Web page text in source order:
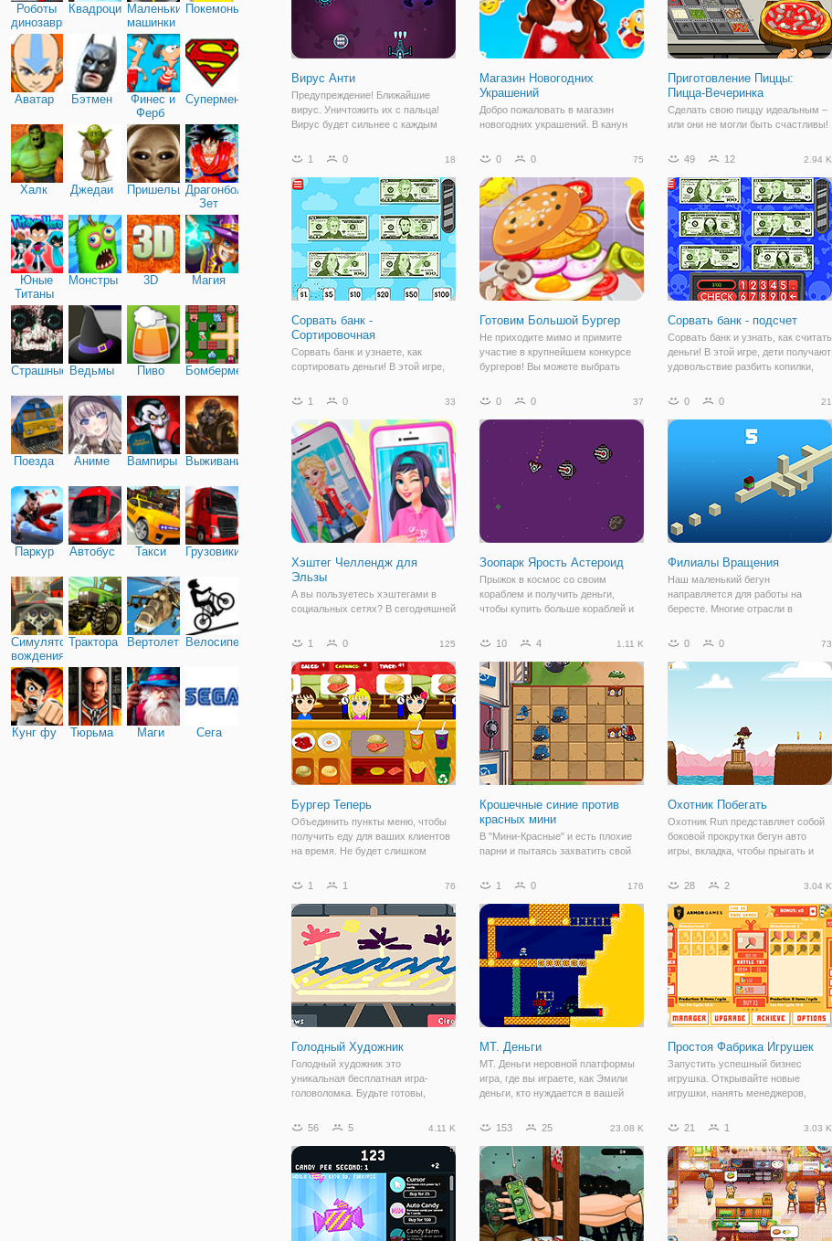
Роботы
динозавры
КвадроциклыМаленькие
машинки
Покемоны
Аватар Бэтмен
Финес и
Ферб
Супермен
Халк Джедаи ПришельцыДрагонболл
Зет
Юные
Титаны
Монстры 3D Магия
Страшные Ведьмы Пиво Бомбермен
Поезда Аниме Вампиры Выживание
Паркур Автобус Такси Грузовики
Симулятор
вождения
Трактора ВертолетыВелосипед
Кунг фу Тюрьма Маги Сега
Вирус Анти
Предупреждение! Ближайшие
вирус. Уничтожить их с пальца!
Вирус будет сильнее с каждым
обновить ваш корабль и оружие.
вашего пуля вакцин. Но некоторые
вирусы нужно
Магазин Новогодних
Украшений
Добро пожаловать в магазин
новогодних украшений. В канун
прикупить себе новые новогодние
украсить елку и весь дом. Героиня
сегодняшней игре, принцесса
Белль, которая
Приготовление Пиццы:
Пицца-Вечеринка
Сделать свою пиццу идеальным –
или они не могли быть счастливы!
предложить новые рецепты для
1 0 18
Сорвать банк -
Сортировочная
Сорвать банк и узнаете, как
сортировать деньги! В этой игре,
разбить копилки, чтобы показать
правильно организовать деньги,
чтобы получить удовольствие
бонусная игра!
0 0 75
Готовим Большой Бургер
Не приходите мимо и примите
участие в крупнейшем конкурсе
бургеров! Вы можете выбрать
задание, в котором вам нужно
вкусу судьи, или режим
творчества, где вы
49 12 2.94 K
Сорвать банк - подсчет
Сорвать банк и узнать, как считать
деньги! В этой игре, дети получают
удовольствие разбить копилки,
Считать правильно деньги, чтобы
игра!
1 0 33
Хэштег Челлендж для
Эльзы
А вы пользуетесь хэштегами в
социальных сетях? В сегодняшней
создавать крутые посты и
поможет нам в этом, принцесса
Эльза, которая решила принять
участие в
0 0 37
Зоопарк Ярость Астероид
Прыжок в космос со своим
кораблем и получить деньги,
чтобы купить больше кораблей и
пространство как астероиды и
возможное, чтобы уничтожить
0 0 21
Филиалы Вращения
Наш маленький бегун
направляется для работы на
бересте. Многие отрасли в
качестве препятствий. избежать
Поверните коры по данным
препятствия, и помогите нашему
1 0 125
Бургер Теперь
Объединить пункты меню, чтобы
получить еду для ваших клиентов
на время. Не будет слишком
некоторые действительно
10 4 1.11 K
Крошечные синие против
красных мини
В "Мини-Красные" и есть плохие
парни и пытаясь захватить свой
базу. Вы должны остановить их с
Быть умным в свои тактические и
выбрать
0 0 73
Охотник Побегать
Охотник Run представляет собой
боковой прокрутки бегун авто
игры, вкладка, чтобы прыгать и
на улице и идти до конца, работать
поражая бомбами и собирать как
1 1 76
Голодный Художник
Голодный художник это
уникальная бесплатная игра-
головоломка. Будьте готовы,
легендарных художников с голоду
совершенно уникальной игре, вы
будете пытаться создать
1 0 176
МТ. Деньги
МТ. Деньги неровной платформы
игра, где вы играете, как Эмили
деньги, кто нуждается в вашей
горы денег.
28 2 3.04 K
Простоя Фабрика Игрушек
Запустить успешный бизнес
игрушка. Открывайте новые
игрушки, нанять менеджеров,
престиж. Когда у вас достаточно
собственный курорт. Начните
новые виды
56 5 4.11 K 153 25 23.08 K 21 1 3.03 K